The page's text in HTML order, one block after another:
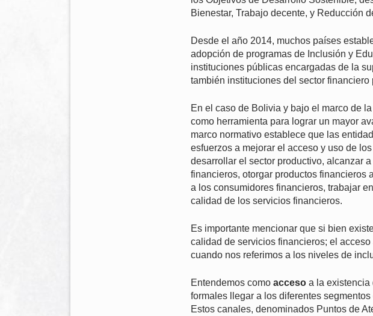
Bienestar, Trabajo decente, y Reducción
Desde el año 2014, muchos países
adopción de programas de Inclusión y
instituciones públicas encargadas de la
también instituciones del sector financiero
En el caso de Bolivia y bajo el marco de
como herramienta para lograr un mayor
marco normativo establece que las
esfuerzos a mejorar el acceso y uso de
desarrollar el sector productivo, alcanzar
financieros, otorgar productos financieros
a los consumidores financieros, trabajar
calidad de los servicios financieros.
Es importante mencionar que si bien
calidad de servicios financieros; el
cuando nos referimos a los niveles de
Entendemos como acceso a la existencia
formales llegar a los diferentes
Estos canales, denominados Puntos de